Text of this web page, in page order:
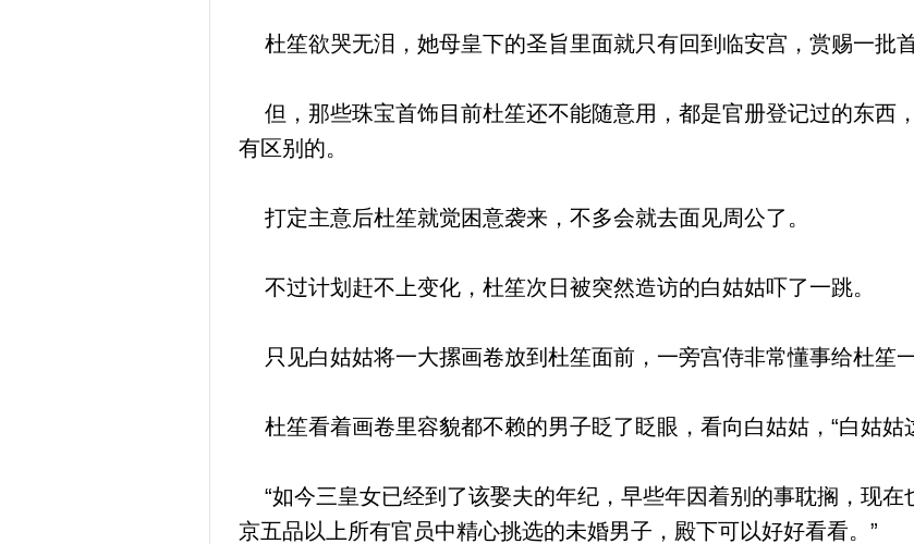
杜笙欲哭无泪，她母皇下的圣旨里面就只有回到临安宫，赏赐一批
但，那些珠宝首饰目前杜笙还不能随意用，都是官册登记过的东西
有区别的。
打定主意后杜笙就觉困意袭来，不多会就去面见周公了。
不过计划赶不上变化，杜笙次日被突然造访的白姑姑吓了一跳。
只见白姑姑将一大摞画卷放到杜笙面前，一旁宫侍非常懂事给杜笙一
杜笙看着画卷里容貌都不赖的男子眨了眨眼，看向白姑姑，“白姑
“如今三皇女已经到了该娶夫的年纪，早些年因着别的事耽搁，现在
京五品以上所有官员中精心挑选的未婚男子，殿下可以好好看看。”